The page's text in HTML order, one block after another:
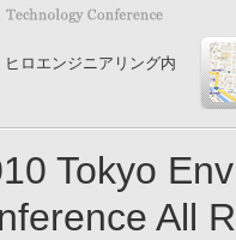
ロエンジニアリング内
Tokyo
All